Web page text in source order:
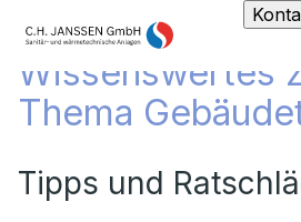
Wissenswertes
Thema
Tipps und